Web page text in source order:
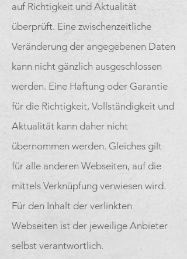
auf Richtigkeit und Aktualität
überprüft. Eine zwischenzeitliche
Veränderung der angegebenen Daten
kann nicht gänzlich ausgeschlossen
werden. Eine Haftung oder Garantie
für die Richtigkeit, Vollständigkeit und
Aktualität kann daher nicht
übernommen werden. Gleiches gilt
für alle anderen Webseiten, auf die
mittels Verknüpfung verwiesen wird.
Für den Inhalt der verlinkten
Webseiten ist der jeweilige Anbieter
selbst verantwortlich.